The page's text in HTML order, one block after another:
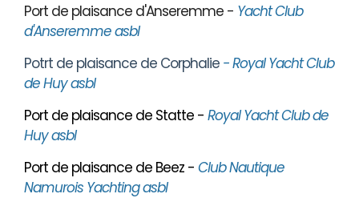
Port de plaisance d'Anseremme - Yacht Club
d'Anseremme asbl
Potrt de plaisance de Corphalie - Royal Yacht Club
de Huy asbl
Port de plaisance de Statte - Royal Yacht Club de
Huy asbl
Port de plaisance de Beez - Club Nautique
Namurois Yachting asbl